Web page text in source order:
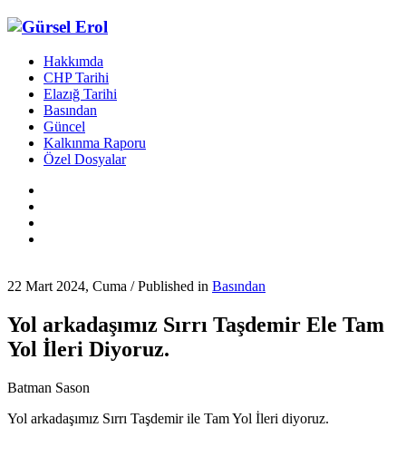
Hakkımda
CHP Tarihi
Elazığ Tarihi
Basından
Güncel
Kalkınma Raporu
Özel Dosyalar
22 Mart 2024, Cuma /Published in Basından
Yol arkadaşımız Sırrı Taşdemir Ele Tam
Yol İleri Diyoruz.
Batman Sason
Yol arkadaşımız Sırrı Taşdemir ile Tam Yol İleri diyoruz.